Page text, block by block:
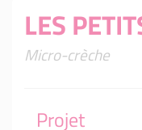
LES
Micro-crèche
Projet